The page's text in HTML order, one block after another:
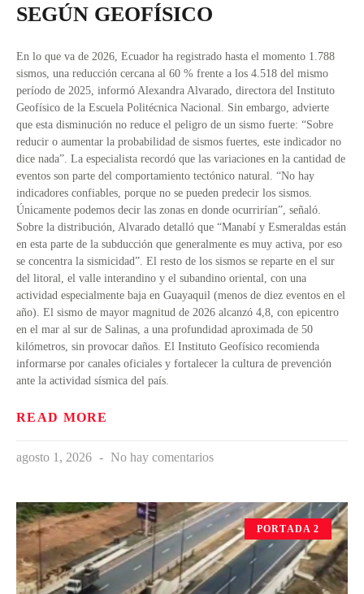
SEGÚN GEOFÍSICO
En lo que va de 2026, Ecuador ha registrado hasta el momento 1.788
sismos, una reducción cercana al 60 % frente a los 4.518 del mismo
período de 2025, informó Alexandra Alvarado, directora del Instituto
Geofísico de la Escuela Politécnica Nacional. Sin embargo, advierte
que esta disminución no reduce el peligro de un sismo fuerte: “Sobre
reducir o aumentar la probabilidad de sismos fuertes, este indicador no
dice nada”. La especialista recordó que las variaciones en la cantidad de
eventos son parte del comportamiento tectónico natural. “No hay
indicadores confiables, porque no se pueden predecir los sismos.
Únicamente podemos decir las zonas en donde ocurrirían”, señaló.
Sobre la distribución, Alvarado detalló que “Manabí y Esmeraldas están
en esta parte de la subducción que generalmente es muy activa, por eso
se concentra la sismicidad”. El resto de los sismos se reparte en el sur
del litoral, el valle interandino y el subandino oriental, con una
actividad especialmente baja en Guayaquil (menos de diez eventos en el
año). El sismo de mayor magnitud de 2026 alcanzó 4,8, con epicentro
en el mar al sur de Salinas, a una profundidad aproximada de 50
kilómetros, sin provocar daños. El Instituto Geofísico recomienda
informarse por canales oficiales y fortalecer la cultura de prevención
ante la actividad sísmica del país.
READ MORE
agosto 1, 2026 No hay comentarios
PORTADA 2